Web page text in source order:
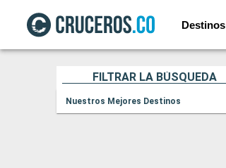
Destinos
FILTRAR LA BÚSQUEDA
Nuestros Mejores Destinos